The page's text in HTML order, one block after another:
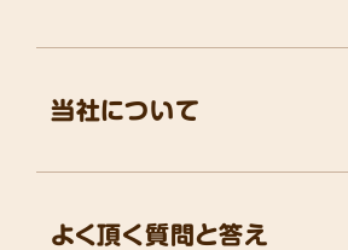
よく頂く質問と答え
当社について